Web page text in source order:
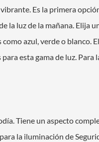
Es la primera
la luz de la mañana. Elija
azul, verde o blanco.
esta gama de luz. Para
Tiene un aspecto
la iluminación de